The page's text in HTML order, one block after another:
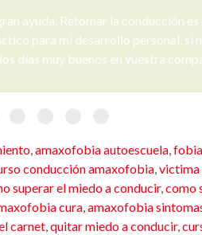
del paso viernes y
organización, pendiente de
y por Jaime, Mario y Meritxel
,amaxofobia autoescuela,
conducción amaxofobia,victima
superar el miedo a conducir,como
cura,amaxofobia
carnet,quitar miedo a conducir,